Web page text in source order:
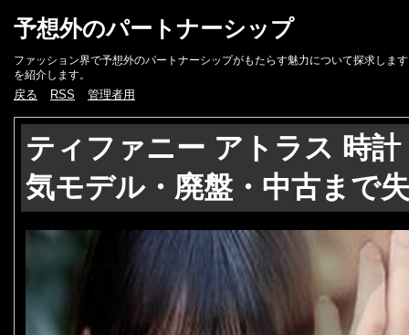
予想外のパートナーシップ
ファッション界で予想外のパートナーシップがもたらす魅力について探求しま
を紹介します。
戻る RSS 管理者用
ティファニー アトラス 時
気モデル・廃盤・中古まで